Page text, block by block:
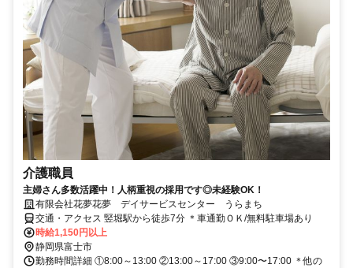
介護職員
主婦さん多数活躍中！人柄重視の採用です◎未経験OK！
有限会社花夢花夢 デイサービスセンター うらまち
交通・アクセス 竪堀駅から徒歩7分 ＊車通勤ＯＫ/無料駐車場あり
時給1,150円以上
静岡県富士市
勤務時間詳細 ①8:00～13:00 ②13:00～17:00 ③9:00〜17:00 ＊他の